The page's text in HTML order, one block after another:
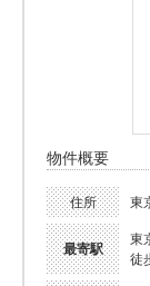
物件概要
住所 東
最寄駅
東
徒